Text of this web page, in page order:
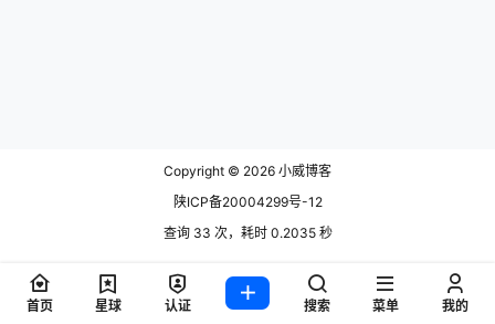
Copyright © 2026 小威博客
陕ICP备20004299号-12
查询 33 次，耗时 0.2035 秒
首页 星球 认证 搜索 菜单 我的